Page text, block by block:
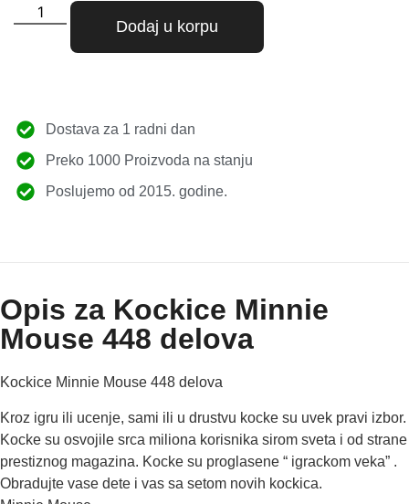
Dodaj u korpu
Dostava za 1 radni dan
Preko 1000 Proizvoda na stanju
Poslujemo od 2015. godine.
Opis za Kockice Minnie
Mouse 448 delova
Kockice Minnie Mouse 448 delova
Kroz igru ili ucenje, sami ili u drustvu kocke su uvek pravi izbor.
Kocke su osvojile srca miliona korisnika sirom sveta i od strane
prestiznog magazina. Kocke su proglasene “ igrackom veka” .
Obradujte vase dete i vas sa setom novih kockica.